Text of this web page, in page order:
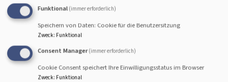
Do, 17.9. 19:15 Uhr
Klang&Spirit
Chorprobe
Kaufbeuren
Christuskirche, Kaufbeuren-Neugablonz
Funktional (immer erforderlich)
Speichern von Daten: Cookie für die Benutzersitzung
Zweck: Funktional
Consent Manager (immer erforderlich)
Cookie Consent speichert Ihre Einwilligungsstatus im Browser
Zweck: Funktional